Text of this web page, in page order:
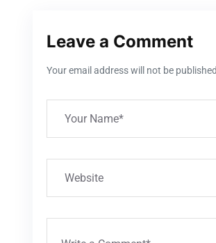
Leave a Comment
Your email address will not be